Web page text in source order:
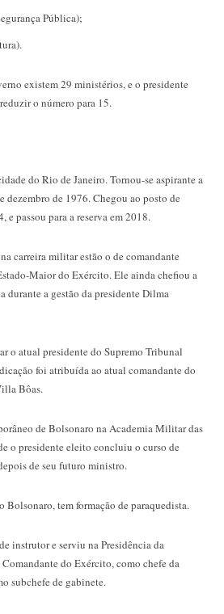
Pública);
existem 29 ministérios, e o presidente
o número para 15.
do Rio de Janeiro. Tornou-se aspirante a
dezembro de 1976. Chegou ao posto de
e passou para a reserva em 2018.
carreira militar estão o de comandante
Maior do Exército. Ele ainda chefiou a
a gestão da presidente Dilma
o atual presidente do Supremo Tribunal
foi atribuída ao atual comandante do
Bôas.
de Bolsonaro na Academia Militar das
o presidente eleito concluiu o curso de
de seu futuro ministro.
Bolsonaro, tem formação de paraquedista.
instrutor e serviu na Presidência da
do Exército, como chefe da
subchefe de gabinete.